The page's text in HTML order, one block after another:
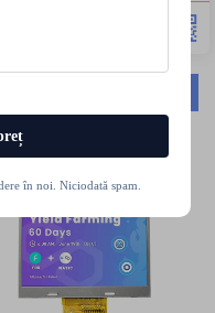
în noi. Niciodată spam.